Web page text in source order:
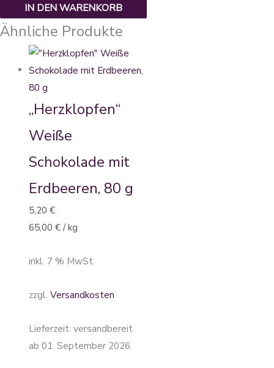
IN DEN WARENKORB
Ähnliche Produkte
„Herzklopfen“
Weiße
Schokolade mit
Erdbeeren, 80 g
5,20 €
65,00 €/kg
inkl. 7 % MwSt.
zzgl. Versandkosten
Lieferzeit: versandbereit
ab 01. September 2026